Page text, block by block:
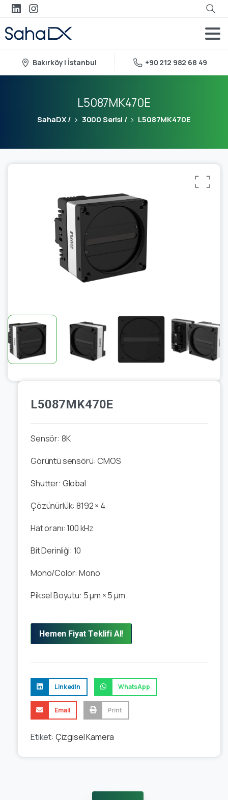
Bakırköy | İstanbul +90 212 982 68 49
L5087MK470E
SahaDX/ 3000 Serisi / L5087MK470E
L5087MK470E
Sensör: 8K
Görüntü sensörü:CMOS
Shutter: Global
Çözünürlük: 8192 × 4
Hat oranı:100 kHz
Bit Derinliği: 10
Mono/Color: Mono
Piksel Boyutu: 5 μm × 5 μm
Hemen Fiyat Teklifi Al!
LinkedIn WhatsApp
Email Print
Etiket: Çizgisel Kamera